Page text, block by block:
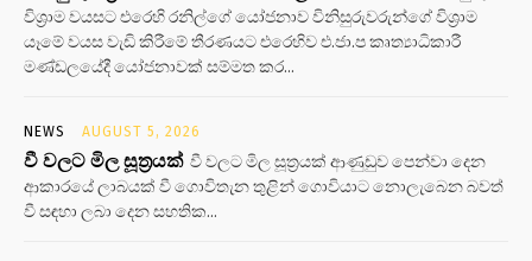
විශ්‍රාම වයසට එරෙහි රනිල්ගේ යෝජනාව විනිසුරුවරුන්ගේ විශ්‍රාම
යෑමේ වයස වැඩි කිරීමේ තීරණයට එරෙහිව එ.ජා.ප කෘත්‍යාධිකාරී
මණ්ඩලයේදී යෝජනාවක් සම්මත කර...
NEWS AUGUST 5, 2026
වී වලට මිල සූත්‍රයක් වී වලට මිල සූත්‍රයක් ආණුඩුව පෙන්වා දෙන
ආකාරයේ ලාබයක් වී ගොවිතැන තුළින් ගොවියාට නොලැබෙන බවත්
වී සඳහා ලබා දෙන සහතික...